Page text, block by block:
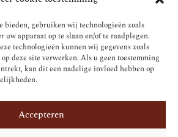
bieden, gebruiken wij technologieën zoals
uw apparaat op te slaan en/of te raadplegen.
technologieën kunnen wij gegevens zoals
deze site verwerken. Als u geen toestemming
kan dit een nadelige invloed hebben op
Accepteren